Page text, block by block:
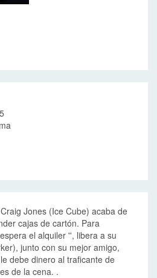
Jones (Ice Cube) acaba de
cajas de cartón. Para
el alquiler '', libera a su
junto con su mejor amigo,
debe dinero al traficante de
de la cena. .